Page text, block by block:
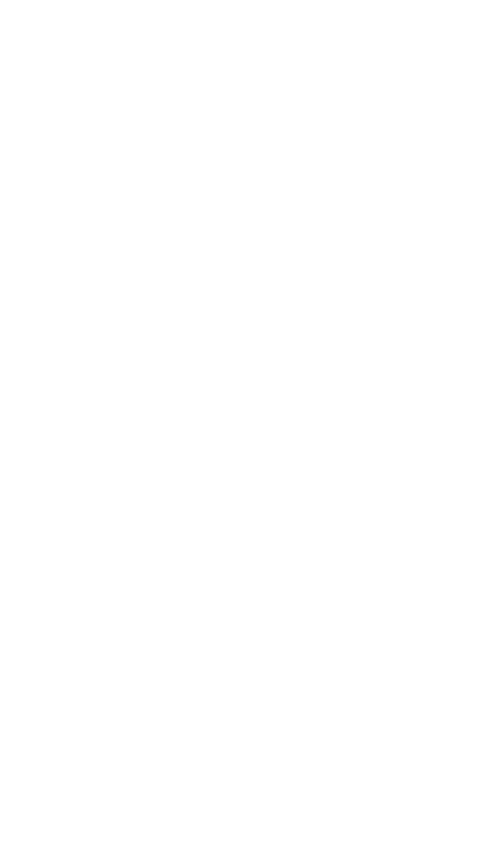
anbieten zu
unserer
Informationen
Nutzung der
wie zum
Diese Cookies
ändern, wie die
Sie sich befinden.